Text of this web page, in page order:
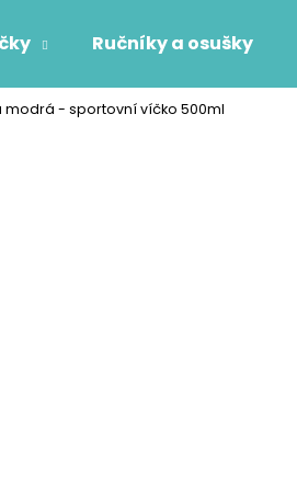
Ručníky a osušky
modrá - sportovní víčko 500ml
Co potřebujete najít?